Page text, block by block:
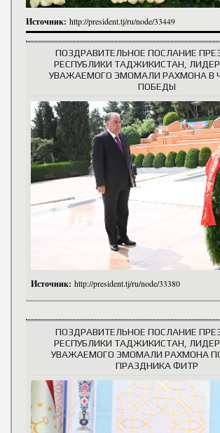
Источник: http://president.tj/ru/node/33449
ПОЗДРАВИТЕЛЬНОЕ ПОСЛАНИЕ
РЕСПУБЛИКИ ТАДЖИКИСТАН,
УВАЖАЕМОГО ЭМОМАЛИ РАХМОНА В
ПОБЕДЫ
Источник: http://president.tj/ru/node/33380
ПОЗДРАВИТЕЛЬНОЕ ПОСЛАНИЕ
РЕСПУБЛИКИ ТАДЖИКИСТАН,
УВАЖАЕМОГО ЭМОМАЛИ РАХМОНА
ПРАЗДНИКА ФИТР